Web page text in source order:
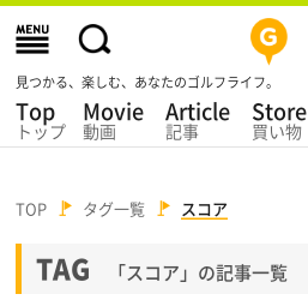
見つかる、楽しむ、あなたのゴルフライフ。
Top
トップ
Movie
動画
Article
記事
Store
買い物
TOP タグ一覧 スコア
TAG 「スコア」の記事一覧